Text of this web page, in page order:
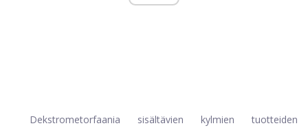
Dekstrometorfaania sisältävien kylmien tuotteiden